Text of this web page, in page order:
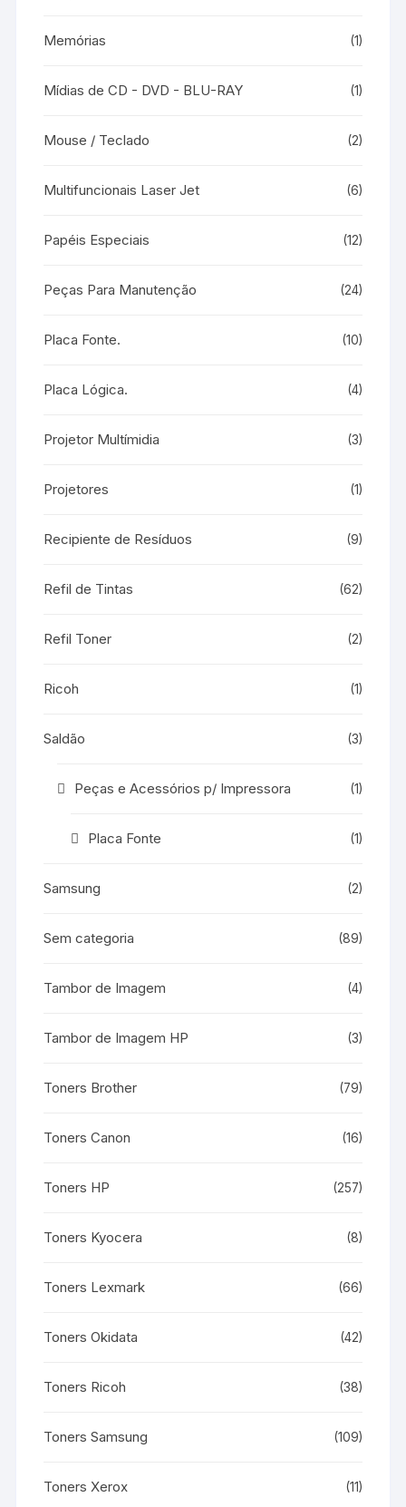
Memórias (1)
Mídias de CD - DVD - BLU-RAY (1)
Mouse / Teclado (2)
Multifuncionais Laser Jet (6)
Papéis Especiais (12)
Peças Para Manutenção (24)
Placa Fonte. (10)
Placa Lógica. (4)
Projetor Multímidia (3)
Projetores (1)
Recipiente de Resíduos (9)
Refil de Tintas (62)
Refil Toner (2)
Ricoh (1)
Saldão (3)
Peças e Acessórios p/ Impressora (1)
Placa Fonte (1)
Samsung (2)
Sem categoria (89)
Tambor de Imagem (4)
Tambor de Imagem HP (3)
Toners Brother (79)
Toners Canon (16)
Toners HP (257)
Toners Kyocera (8)
Toners Lexmark (66)
Toners Okidata (42)
Toners Ricoh (38)
Toners Samsung (109)
Toners Xerox (11)